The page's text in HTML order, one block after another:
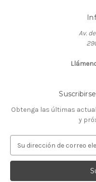
Av.
Obtenga las últimas
y
r